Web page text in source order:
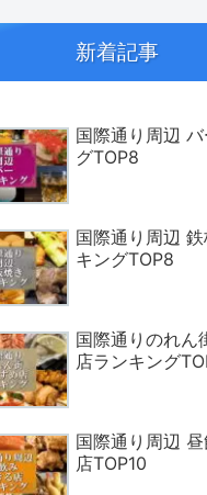
新着記事
国際通り周辺
グTOP8
国際通り周辺
キングTOP8
国際通りのれん
店ランキング
国際通り周辺
店TOP10